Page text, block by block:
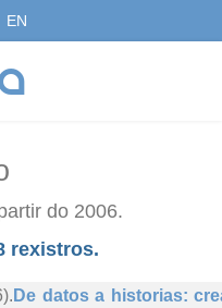
EN
do 2006.
rexistros.
De datos a historias: